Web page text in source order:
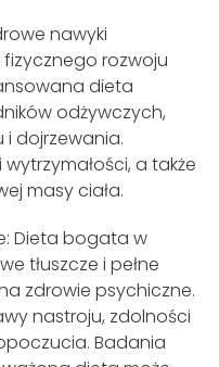
nawyki
rozwoju
dieta
odżywczych,
i dojrzewania.
a także
masy ciała.
Dieta bogata w
tłuszcze i pełne
zdrowie psychiczne.
nastroju, zdolności
Badania